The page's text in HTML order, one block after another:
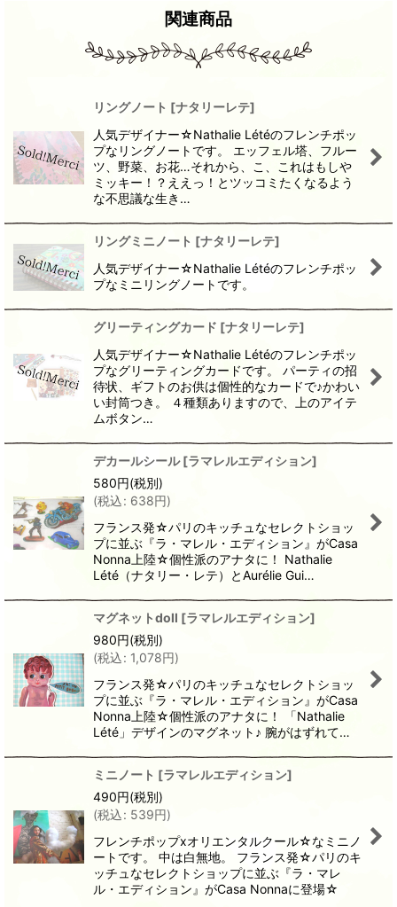
関連商品
リングノート [ナタリーレテ]
人気デザイナー☆Nathalie Létéのフレンチポッ
プなリングノートです。 エッフェル塔、フルー
ツ、野菜、お花…それから、こ、これはもしや
ミッキー！？ええっ！とツッコミたくなるよう
な不思議な生き…
リングミニノート [ナタリーレテ]
人気デザイナー☆Nathalie Létéのフレンチポッ
プなミニリングノートです。
グリーティングカード [ナタリーレテ]
人気デザイナー☆Nathalie Létéのフレンチポッ
プなグリーティングカードです。 パーティの招
待状、ギフトのお供は個性的なカードで♪かわい
い封筒つき。 ４種類ありますので、上のアイテ
ムボタン…
デカールシール [ラマレルエディション]
580円(税別)
(税込: 638円)
フランス発☆パリのキッチュなセレクトショッ
プに並ぶ『ラ・マレル・エディション』がCasa
Nonna上陸☆個性派のアナタに！ Nathalie
Lété（ナタリー・レテ）とAurélie Gui…
マグネットdoll [ラマレルエディション]
980円(税別)
(税込: 1,078円)
フランス発☆パリのキッチュなセレクトショッ
プに並ぶ『ラ・マレル・エディション』がCasa
Nonna上陸☆個性派のアナタに！ 「Nathalie
Lété」デザインのマグネット♪ 腕がはずれて…
ミニノート [ラマレルエディション]
490円(税別)
(税込: 539円)
フレンチポップxオリエンタルクール☆なミニノ
ートです。 中は白無地。 フランス発☆パリのキ
ッチュなセレクトショップに並ぶ『ラ・マレ
ル・エディション』がCasa Nonnaに登場☆